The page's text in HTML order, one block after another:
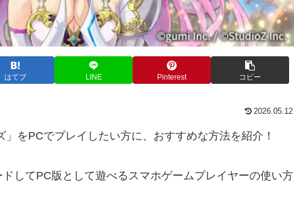
はてブ LINE Pinterest コピー
2026.05.12
」をPCでプレイしたい方に、おすすめな方法を紹介！
してPC版として遊べるスマホゲームプレイヤーの使い方